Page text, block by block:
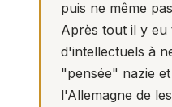
puis ne même
Après tout il y eu
d'intellectuels à
"pensée" nazie
l'Allemagne de